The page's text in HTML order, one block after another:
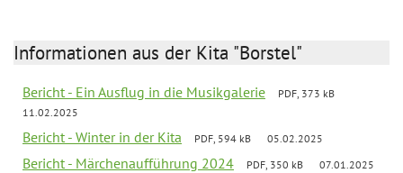
Informationen aus der Kita "Borstel"
Bericht - Ein Ausflug in die Musikgalerie
PDF, 373 kB
11.02.2025
Bericht - Winter in der Kita PDF, 594 kB 05.02.2025
Bericht - Märchenaufführung 2024 PDF, 350 kB 07.01.2025